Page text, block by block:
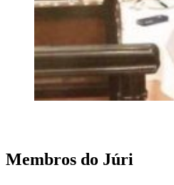
Membros do Júri